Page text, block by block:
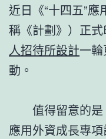
近日《“十四五”應
稱《計劃》）正
人招待所設計一
動。
值得留意的是
應用外資成長專